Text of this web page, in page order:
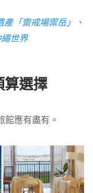
「齋戒場禦岳」、
世界
選擇
館應有盡有。